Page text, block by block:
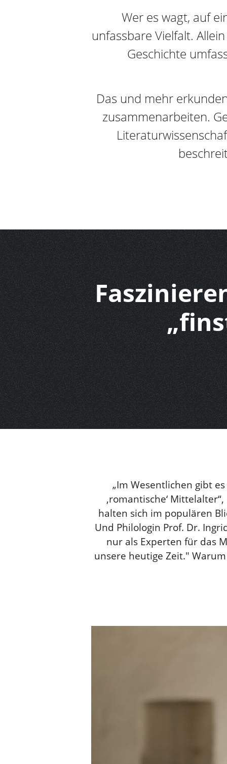
Wer es wagt, auf
unfassbare Vielfalt.
Geschichte
Das und mehr
zusammenarbeiten.
„Im Wesentlichen gibt
‚romantische‘
halten sich im populären
Und Philologin Prof. Dr.
nur als Experten für das
unsere heutige Zeit."